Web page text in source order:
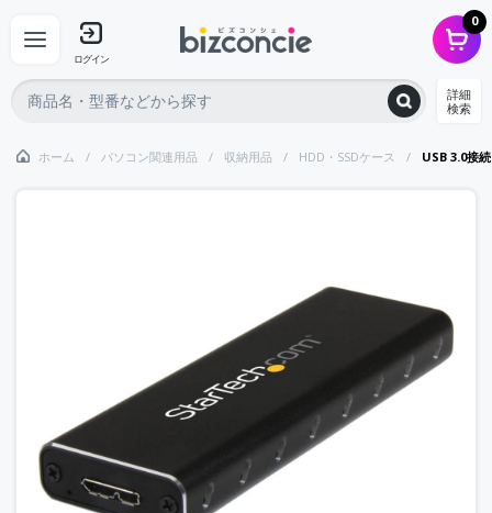
ログイン
0
詳細
検索
ホーム パソコン関連用品 収納用品 HDD・SSDケース USB 3.0接